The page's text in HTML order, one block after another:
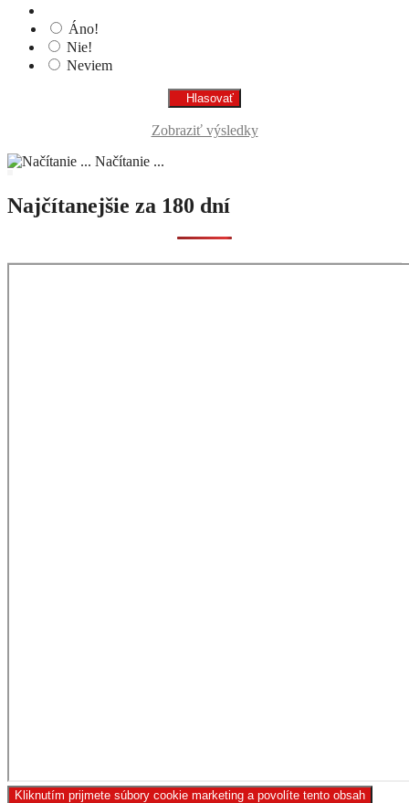
Áno!
Nie!
Neviem
Zobraziť výsledky
Načítanie ...
Najčítanejšie za 180 dní
Kliknutím prijmete súbory cookie marketing a povolíte tento obsah